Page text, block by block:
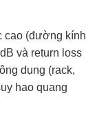
cao (đường kính
và return loss
dụng (rack,
hao quang